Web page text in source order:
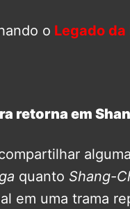
o Legado
retorna em
quanto Shang-
em uma trama